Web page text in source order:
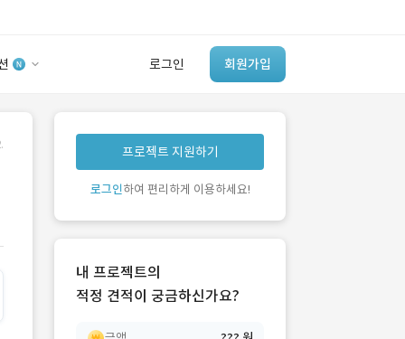
로그인 회원가입
유사사례 검색 AI
‘이런 거’ 만들어본
개발 회사 있어?
프로젝트 지원하기
로그인하여 편리하게 이용하세요!
내 프로젝트의
적정 견적이 궁금하신가요?